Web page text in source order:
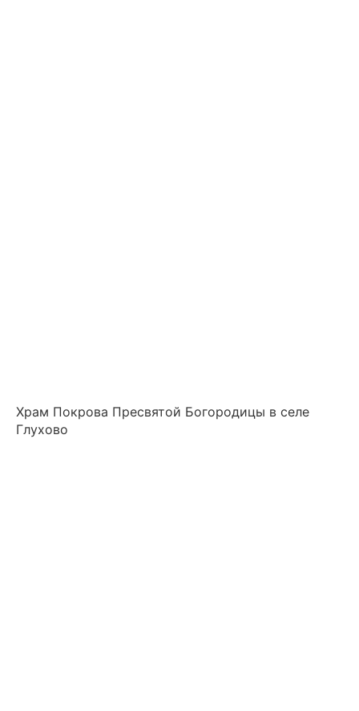
Храм Покрова Пресвятой Богородицы в селе
Глухово